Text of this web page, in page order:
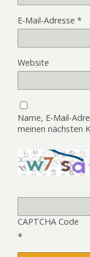
E-Mail-Adresse *
Website
Name, E-Mail-
meinen nächsten
CAPTCHA Code
*